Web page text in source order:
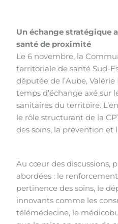
Un échange stratégique
santé de proximité
Le 6 novembre, la
territoriale de santé Sud-
députée de l’Aube,
temps d’échange axé sur
sanitaires du territoire.
le rôle structurant de la
des soins, la prévention et
Au cœur des discussions,
abordées : le renforcement
pertinence des soins, le
innovants comme les
télémédecine, le